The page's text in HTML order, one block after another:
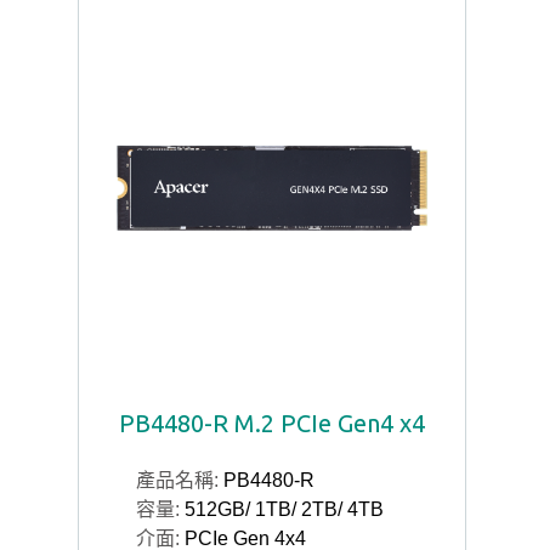
PB4480-R M.2 PCIe Gen4 x4
產品名稱: PB4480-R
容量: 512GB/ 1TB/ 2TB/ 4TB
介面: PCIe Gen 4x4